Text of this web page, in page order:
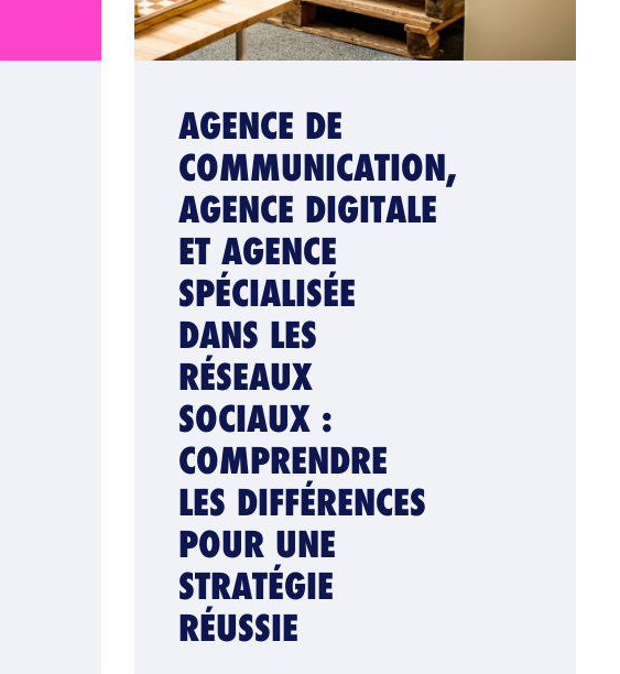
AGENCE DE
COMMUNICATION,
AGENCE DIGITALE
ET AGENCE
SPÉCIALISÉE
DANS LES
RÉSEAUX
SOCIAUX :
COMPRENDRE
LES DIFFÉRENCES
POUR UNE
STRATÉGIE
RÉUSSIE